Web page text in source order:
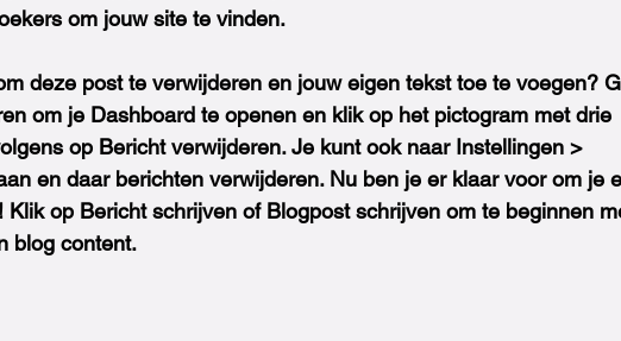
om jouw site te vinden.
deze post te verwijderen en jouw eigen tekst toe te voegen?
om je Dashboard te openen en klik op het pictogram met drie
op Bericht verwijderen. Je kunt ook naar Instellingen >
en daar berichten verwijderen. Nu ben je er klaar voor om je
Klik op Bericht schrijven of Blogpost schrijven om te beginnen
blog content.